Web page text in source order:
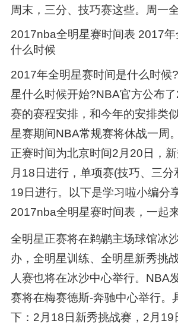
周末，三分、技巧赛这些。周一
2017nba全明星赛时间表 2017
什么时候
2017年全明星赛时间是什么时候
星什么时候开始?NBA官方公布
赛的赛程安排，和今年的安排类
星赛期间NBA常规赛将休战一周
正赛时间为北京时间2月20日，
月18日进行，单项赛(技巧、三分
19日进行。以下是学习啦小编分
2017nba全明星赛时间表，一起
全明星正赛将在鹈鹕主场球馆冰
办，全明星训练、全明星新秀挑
人赛也将在冰沙中心举行。NBA
赛将在梅赛德斯-奔驰中心举行。
下：2月18日新秀挑战赛，2月19